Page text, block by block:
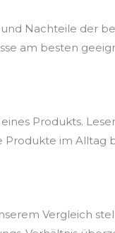
Nachteile der
am besten
Produkts.
Produkte im Alltag
Vergleich